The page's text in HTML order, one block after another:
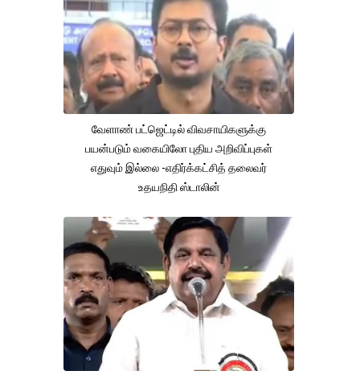
வேளாண் பட்ஜெட்டில் விவசாயிகளுக்கு
பயன்படும் வகையிலோ புதிய அறிவிப்புகள்
எதுவும் இல்லை -எதிர்க்கட்சித் தலைவர்
உதயநிதி ஸ்டாலின்